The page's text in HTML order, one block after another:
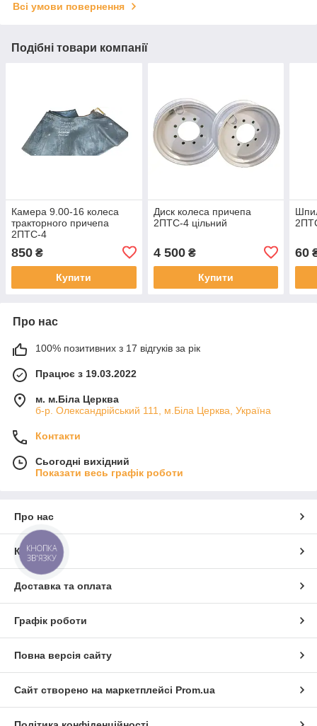
Всі умови повернення
Подібні товари компанії
Камера 9.00-16 колеса
тракторного причепа
2ПТС-4
850 ₴
Купити
Диск колеса причепа
2ПТС-4 цільний
4 500₴
Купити
60
Про нас
100% позитивних з 17 відгуків за рік
Працює з 19.03.2022
м. м.Біла Церква
б-р. Олександрійський 111, м.Біла Церква, Україна
Контакти
Сьогодні вихідний
Показати весь графік роботи
Про нас
Контакти
Доставка та оплата
Графік роботи
Повна версія сайту
Сайт створено на маркетплейсі Prom.ua
КНОПКА
ЗВ'ЯЗКУ